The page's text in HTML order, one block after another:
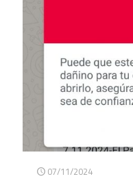
07/11/2024